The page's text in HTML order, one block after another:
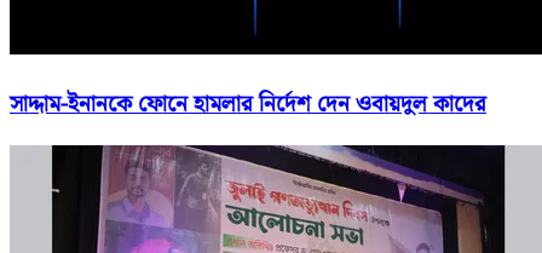
সাদ্দাম-ইনানকে ফোনে হামলার নির্দেশ দেন ওবায়দুল কাদের